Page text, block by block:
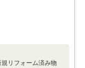
リフォーム済み物